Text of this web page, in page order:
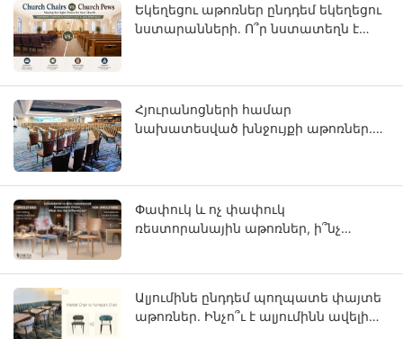
Եկեղեցու աթոռներ ընդդեմ եկեղեցու
նստարանների. Ո՞ր նստատեղն է
Հյուրանոցների համար
նախատեսված խնջույքի աթոռներ.
համար
Փափուկ և ոչ փափուկ
ռեստորանային աթոռներ, ի՞նչ
Ալյումինե ընդդեմ պողպատե փայտե
աթոռներ. Ինչո՞ւ է ալյումինն ավելի